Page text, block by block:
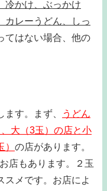
冷かけ、ぶっかけ
カレーうどん、しっ
てはない場合、他の
す。まず、
うどん
大（3玉）の店と小
の店があります。
店もあります。２玉
スメです。お店によ